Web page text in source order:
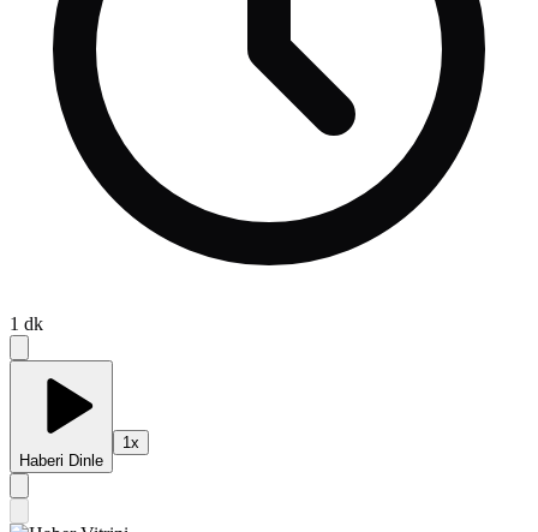
1 dk
Haberi Dinle
1x